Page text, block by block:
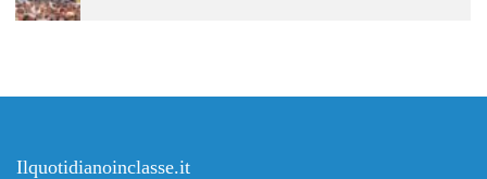
Ilquotidianoinclasse.it